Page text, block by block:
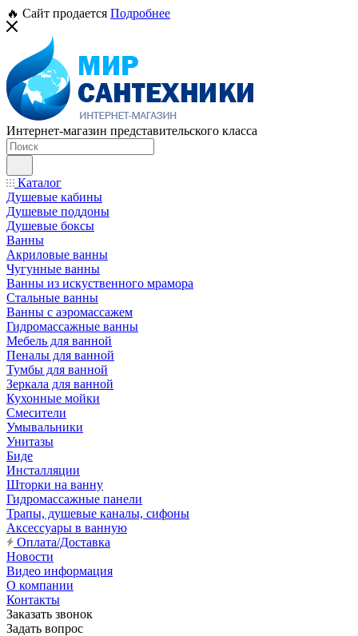
🔥 Сайт продается Подробнее
Интернет-магазин представительского класса
Каталог
Душевые кабины
Душевые поддоны
Душевые боксы
Ванны
Акриловые ванны
Чугунные ванны
Ванны из искуственного мрамора
Стальные ванны
Ванны с аэромассажем
Гидромассажные ванны
Мебель для ванной
Пеналы для ванной
Тумбы для ванной
Зеркала для ванной
Кухонные мойки
Смесители
Умывальники
Унитазы
Биде
Инсталляции
Шторки на ванну
Гидромассажные панели
Трапы, душевые каналы, сифоны
Аксессуары в ванную
Оплата/Доставка
Новости
Видео информация
О компании
Контакты
Заказать звонок
Задать вопрос